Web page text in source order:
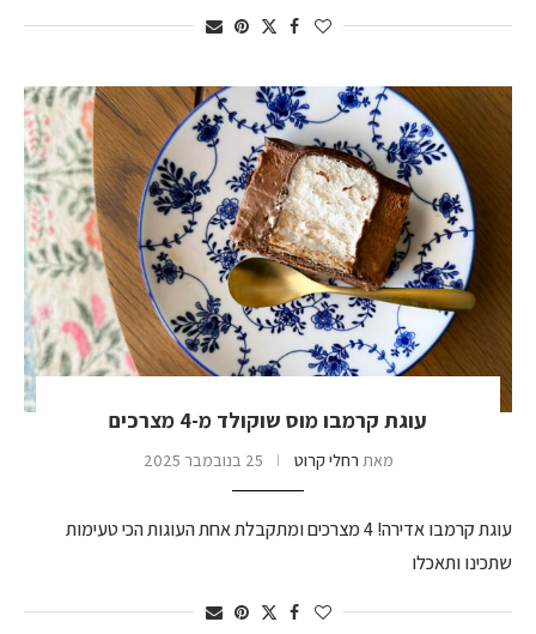
עוגת קרמבו מוס שוקולד מ-4 מצרכים
מאת רחלי קרוט 25 בנובמבר 2025
עוגת קרמבו אדירה! 4 מצרכים ומתקבלת אחת העוגות הכי טעימות
שתכינו ותאכלו